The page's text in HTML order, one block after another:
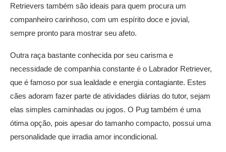
Retrievers também são ideais para quem procura um
companheiro carinhoso, com um espírito doce e jovial,
sempre pronto para mostrar seu afeto.
Outra raça bastante conhecida por seu carisma e
necessidade de companhia constante é o Labrador Retriever,
que é famoso por sua lealdade e energia contagiante. Estes
cães adoram fazer parte de atividades diárias do tutor, sejam
elas simples caminhadas ou jogos. O Pug também é uma
ótima opção, pois apesar do tamanho compacto, possui uma
personalidade que irradia amor incondicional.